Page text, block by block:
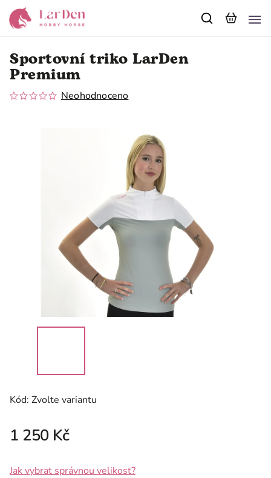
Sportovní triko LarDen
Premium
Neohodnoceno
Kód: Zvolte variantu
1 250 Kč
Jak vybrat správnou velikost?